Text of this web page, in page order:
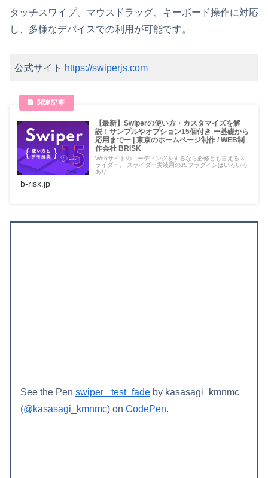
タッチスワイプ、マウスドラッグ、キーボード操作に対応
し、多様なデバイスでの利用が可能です。
公式サイト https://swiperjs.com
【最新】Swiperの使い方・カスタマイズを解
説！サンプルやオプション15個付き ー基礎から
応用までー | 東京のホームページ制作 / WEB制
作会社 BRISK
Webサイトのコーディングをするなら必修とも言えるス
ライダー。 スライダー実装用のJSプラグインはいろいろ
あり
b-risk.jp
See the Pen swiper _test_fade by kasasagi_kmnmc
(@kasasagi_kmnmc) on CodePen.